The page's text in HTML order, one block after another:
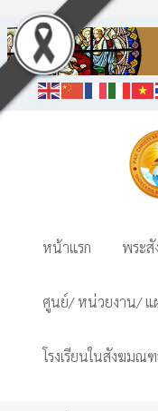
หน้าแรก พระสั
ศูนย์/ หน่วยงาน/ แ
โรงเรียนในสังฆมณ